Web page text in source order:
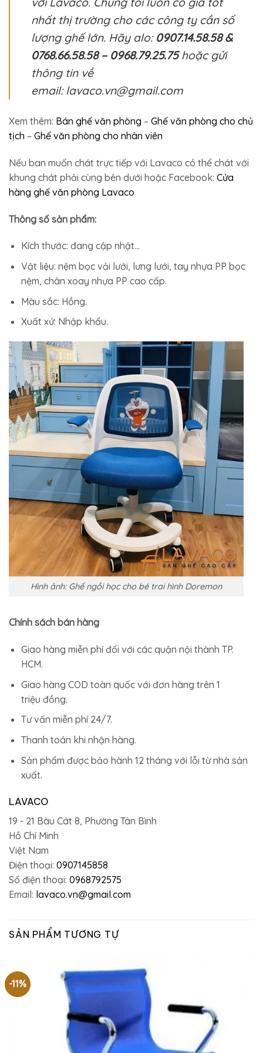
nhất thị trường cho các công ty cần số
lượng ghế lớn. Hãy alo: 0907.14.58.58 &
0768.66.58.58 – 0968.79.25.75hoặc gửi
thông tin về
email: lavaco.vn@gmail.com
Xem thêm: Bán ghế văn phòng – Ghế văn phòng cho chủ
tịch – Ghế văn phòng cho nhân viên
Nếu ban muốn chát trực tiếp với Lavaco có thể chát với
khung chát phải cùng bên dưới hoặc Facebook: Cửa
hàng ghế văn phòng Lavaco
Thông số sản phẩm:
Kích thước: đang cập nhật…
Vật liệu: nệm bọc vải lưới, lưng lưới, tay nhựa PP bọc
nệm, chân xoay nhựa PP cao cấp.
Màu sắc: Hồng.
Xuất xứ: Nhập khẩu.
Hình ảnh: Ghế ngồi học cho bé trai hình Doremon
Chính sách bán hàng
Giao hàng miễn phí đối với các quận nội thành TP.
HCM.
Giao hàng COD toàn quốc với đơn hàng trên 1
triệu đồng.
Tư vấn miễn phí 24/7.
Thanh toán khi nhận hàng.
Sản phẩm được bảo hành 12 tháng với lỗi từ nhà sản
xuất.
LAVACO
19 - 21 Bàu Cát 8, Phường Tân Bình
Hồ Chí Minh
Việt Nam
Điện thoại: 0907145858
Số điện thoại: 0968792575
Email: lavaco.vn@gmail.com
SẢN PHẨM TƯƠNG TỰ
-11%